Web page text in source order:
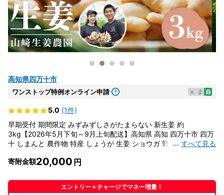
高知県四万十市
ワンストップ特例オンライン申請 e ま 自
5.0 (1件)
早期受付 期間限定 みずみずしさがたまらない 新生姜 約
3kg【2026年5月下旬～9月上旬配送】高知県 高知 四万十市 四万
十 しまんと 農作物 特産 しょうが 生姜 ショウガ 野菜 旬 新鮮 国
... すべて見る
寄附金額20,000
エントリー＋チャージでマネー増量！